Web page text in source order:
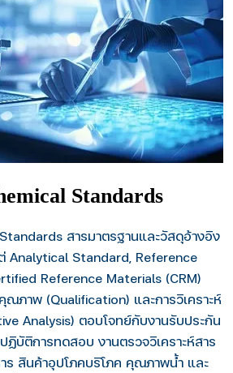
Standards
สารมาตรฐานและวัสดุอ้างอิง
Analytical Standard, Reference
Reference Materials (CRM)
ณภาพ (Qualification) และการวิเคราะห์
Analysis) ตอบโจทย์กับงานรับประกัน
บัติการทดสอบ งานตรวจวิเคราะห์สาร
ร สินค้าอุปโภคบริโภค คุณภาพน้ำ และ